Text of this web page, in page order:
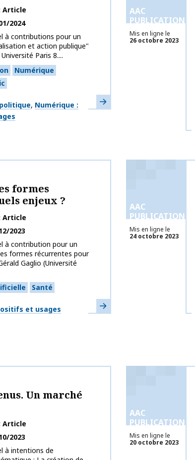
Article
2024
à contributions pour un
et action publique"
Paris 8....
Numérique
Numérique :
En savoir plus
AAC
PUBLICATIONS
Mis en ligne le
26 octobre 2023
formes
enjeux ?
Article
2023
à contribution pour un
formes récurrentes pour
Gaglio (Université
Santé
et usages En savoir plus
AAC
PUBLICATIONS
Mis en ligne le
24 octobre 2023
Un marché
Article
2023
à intentions de
AAC
PUBLICATIONS
Mis en ligne le
20 octobre 2023